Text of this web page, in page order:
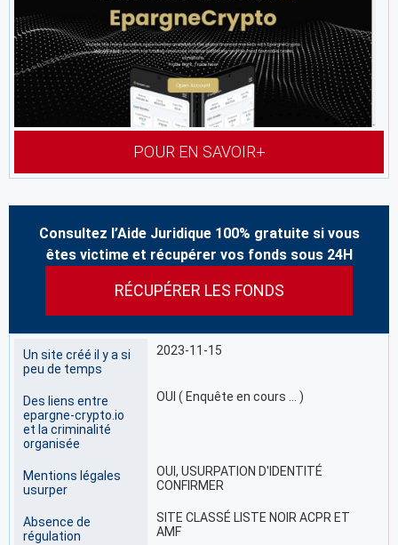
POUR EN SAVOIR+
Consultez l’Aide Juridique 100% gratuite si vous
êtes victime et récupérer vos fonds sous 24H
RÉCUPÉRER LES FONDS
Un site créé il y a si
peu de temps
2023-11-15
Des liens entre
epargne-crypto.io
et la criminalité
organisée
OUI ( Enquête en cours … )
Mentions légales
usurper
OUI, USURPATION D'IDENTITÉ
CONFIRMER
Absence de
régulation
SITE CLASSÉ LISTE NOIR ACPR ET
AMF